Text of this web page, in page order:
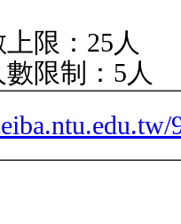
限：25人
限制：5人